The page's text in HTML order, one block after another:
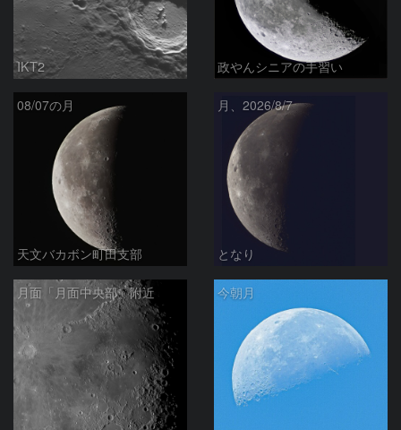
IKT2 政やんシニアの手習い
08/07の月
天文バカボン町田支部
月、2026/8/7
となり
月面「月面中央部」附近 今朝月